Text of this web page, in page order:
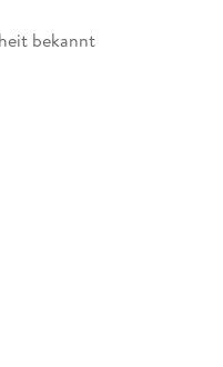
bekannt